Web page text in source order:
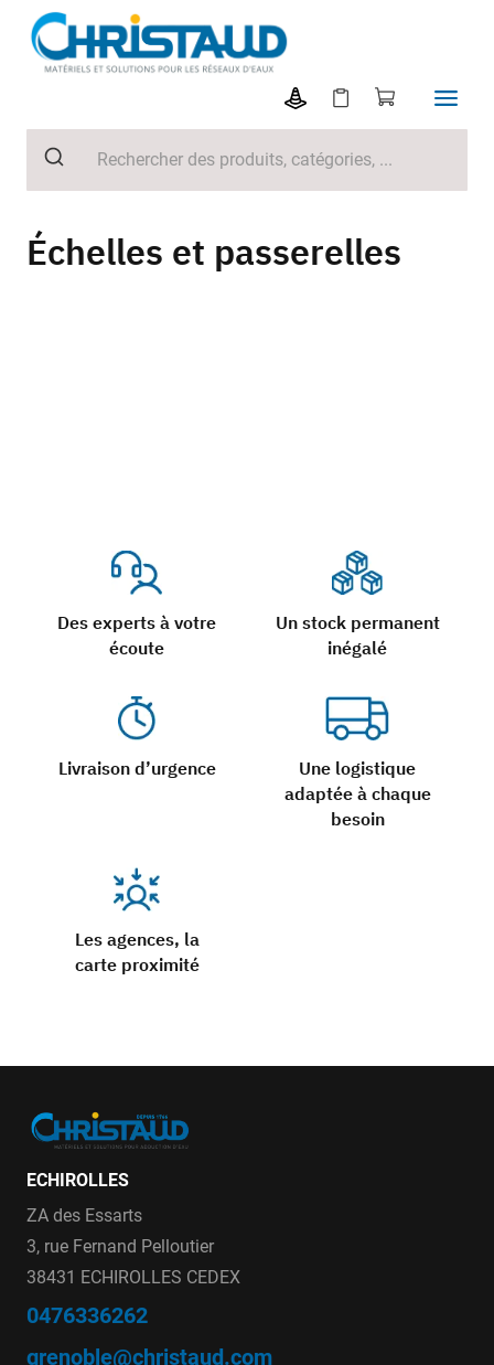
Échelles et passerelles
Des experts à votre
écoute
Un stock permanent
inégalé
Livraison d’urgence
Une logistique
adaptée à chaque
besoin
Les agences, la
carte proximité
ECHIROLLES
ZA des Essarts
3, rue Fernand Pelloutier
38431 ECHIROLLES CEDEX
0476336262
grenoble@christaud.com